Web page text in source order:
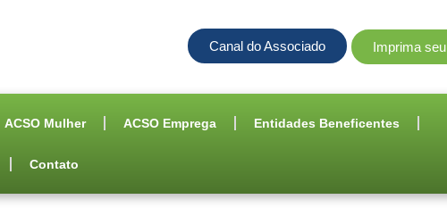
Imprima
Canal do Associado
ACSO Mulher ACSO Emprega Entidades Beneficentes
Contato